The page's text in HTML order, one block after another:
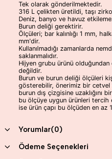
Tek olarak gönderilmektedir.
316 L çelikten üretildi, taşı
Deniz, banyo ve havuz
Burun deliği gerektirir.
Ölçüleri; bar kalınlığı 1 mm,
mm'dir.
Kullanılmadığı zamanlarda
saklanmalıdır.
Hijyen grubu ürünü
değildir.
Burun ve burun deliği ölçüleri
gösterebilir, önerimiz bir cetvel
burun dış çizgisine uzaklığını
bu ölçüye uygun ürünleri tercih
ise ürün çapı bu ölçüden en az
Yorumlar(0)
Ödeme Seçenekleri